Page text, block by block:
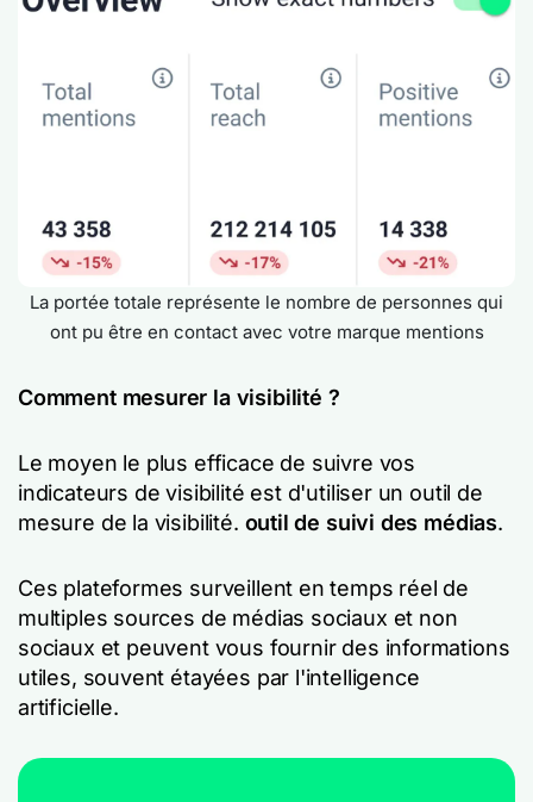
La portée totale représente le nombre de personnes qui
ont pu être en contact avec votre marque mentions
Comment mesurer la visibilité ?
Le moyen le plus efficace de suivre vos
indicateurs de visibilité est d'utiliser un outil de
mesure de la visibilité. outil de suivi des médias.
Ces plateformes surveillent en temps réel de
multiples sources de médias sociaux et non
sociaux et peuvent vous fournir des informations
utiles, souvent étayées par l'intelligence
artificielle.